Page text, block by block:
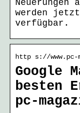
Neuerungen
werden jetzt
verfügbar.
http s://
Google
besten
pc-